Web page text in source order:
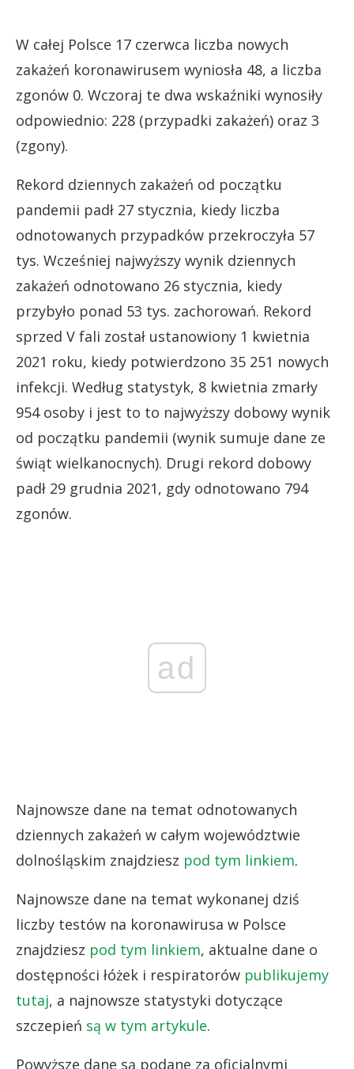
W całej Polsce 17 czerwca liczba nowych
zakażeń koronawirusem wyniosła 48, a liczba
zgonów 0. Wczoraj te dwa wskaźniki wynosiły
odpowiednio: 228 (przypadki zakażeń) oraz 3
(zgony).
Rekord dziennych zakażeń od początku
pandemii padł 27 stycznia, kiedy liczba
odnotowanych przypadków przekroczyła 57
tys. Wcześniej najwyższy wynik dziennych
zakażeń odnotowano 26 stycznia, kiedy
przybyło ponad 53 tys. zachorowań. Rekord
sprzed V fali został ustanowiony 1 kwietnia
2021 roku, kiedy potwierdzono 35 251 nowych
infekcji. Według statystyk, 8 kwietnia zmarły
954 osoby i jest to to najwyższy dobowy wynik
od początku pandemii (wynik sumuje dane ze
świąt wielkanocnych). Drugi rekord dobowy
padł 29 grudnia 2021, gdy odnotowano 794
zgonów.
ad
Najnowsze dane na temat odnotowanych
dziennych zakażeń w całym województwie
dolnośląskim znajdziesz pod tym linkiem.
Najnowsze dane na temat wykonanej dziś
liczby testów na koronawirusa w Polsce
znajdziesz pod tym linkiem, aktualne dane o
dostępności łóżek i respiratorów publikujemy
tutaj, a najnowsze statystyki dotyczące
szczepień są w tym artykule.
Powyższe dane są podane za oficjalnymi